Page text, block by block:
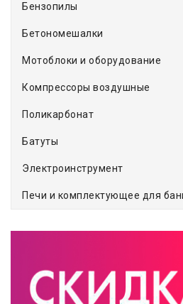
Бензопилы
Бетономешалки
Мотоблоки и оборудование
Компрессоры воздушные
Поликарбонат
Батуты
Электроинструмент
Печи и комплектующее для